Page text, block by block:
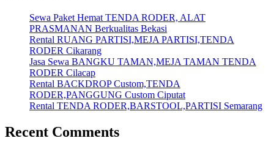
Sewa Paket Hemat TENDA RODER, ALAT
PRASMANAN Berkualitas Bekasi
Rental RUANG PARTISI,MEJA PARTISI,TENDA
RODER Cikarang
Jasa Sewa BANGKU TAMAN,MEJA TAMAN TENDA
RODER Cilacap
Rental BACKDROP Custom,TENDA
RODER,PANGGUNG Custom Ciputat
Rental TENDA RODER,BARSTOOL,PARTISI Semarang
Recent Comments